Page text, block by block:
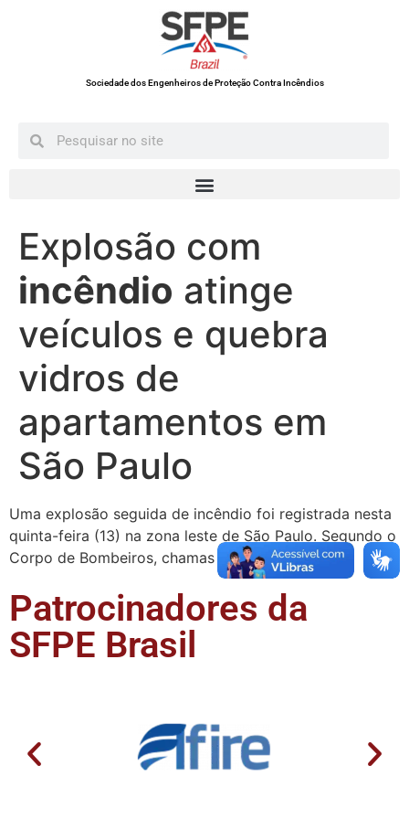
Sociedade dos Engenheiros de Proteção Contra Incêndios
Explosão com
incêndio atinge
veículos e quebra
vidros de
apartamentos em
São Paulo
Uma explosão seguida de incêndio foi registrada nesta
quinta-feira (13) na zona leste de São Paulo. Segundo o
Corpo de Bombeiros, chamas foram …
Patrocinadores da
SFPE Brasil